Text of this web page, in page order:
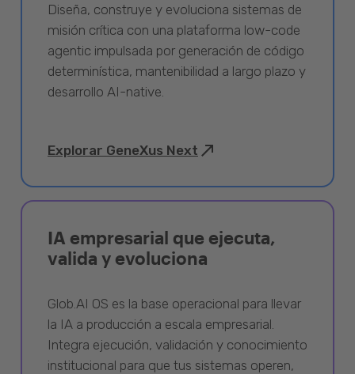
Diseña, construye y evoluciona sistemas de
misión crítica con una plataforma low-code
agentic impulsada por generación de código
determinística, mantenibilidad a largo plazo y
desarrollo AI-native.
Explorar GeneXus Next
IA empresarial que ejecuta,
valida y evoluciona
Glob.AI OS es la base operacional para llevar
la IA a producción a escala empresarial.
Integra ejecución, validación y conocimiento
institucional para que tus sistemas operen,